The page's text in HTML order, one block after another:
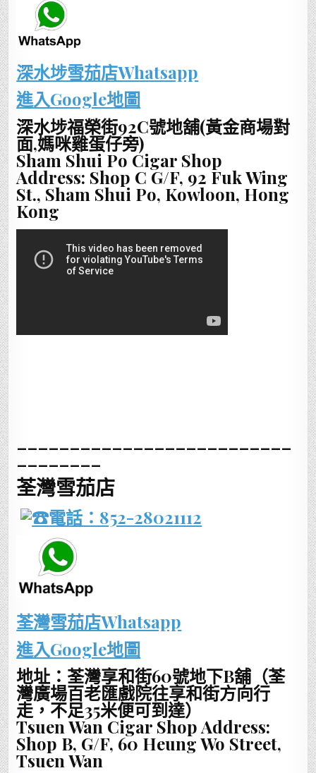
深水埗雪茄店Whatsapp
進入Google地圖
深水埗福榮街92C號地舖(黃金商場對
面,媽咪雞蛋仔旁)
Sham Shui Po Cigar Shop
Address: Shop C G/F, 92 Fuk Wing
St., Sham Shui Po, Kowloon, Hong
Kong
________
荃灣雪茄店
電話：852-28021112
荃灣雪茄店Whatsapp
進入Google地圖
地址：荃灣享和街60號地下B舖（荃
灣廣場百老匯戲院往享和街方向行
走，不足35米便可到達）
Tsuen Wan Cigar Shop Address:
Shop B, G/F, 60 Heung Wo Street,
Tsuen Wan